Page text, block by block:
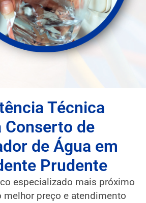
Técnica
Conserto de
de Água em
Prudente
especializado mais próximo
melhor preço e atendimento